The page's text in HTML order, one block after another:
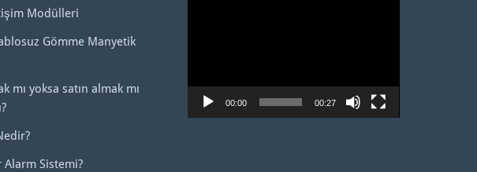
Modülleri
Gömme Manyetik
mı yoksa satın almak mı
Alarm Sistemi?
00:00 00:27